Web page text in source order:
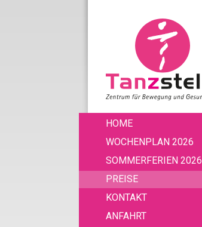
HOME
WOCHENPLAN 2026
SOMMERFERIEN 2026
PREISE
KONTAKT
ANFAHRT